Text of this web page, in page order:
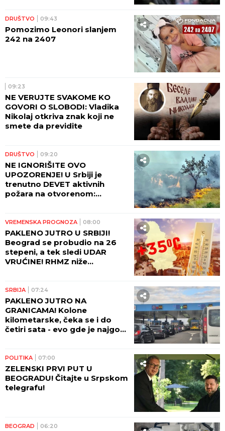
DRUŠTVO 09:43
Pomozimo Leonori slanjem
242 na 2407
09:23
NE VERUJTE SVAKOME KO
GOVORI O SLOBODI: Vladika
Nikolaj otkriva znak koji ne
smete da previdite
DRUŠTVO 09:20
NE IGNORIŠITE OVO
UPOZORENJE! U Srbiji je
trenutno DEVET aktivnih
požara na otvorenom:
VREMENSKA PROGNOZA 08:00
PAKLENO JUTRO U SRBIJI!
Beograd se probudio na 26
stepeni, a tek sledi UDAR
VRUĆINE! RHMZ niže
SRBIJA 07:24
PAKLENO JUTRO NA
GRANICAMA! Kolone
kilometarske, čeka se i do
četiri sata - evo gde je najgora
POLITIKA 07:00
ZELENSKI PRVI PUT U
BEOGRADU! Čitajte u Srpskom
telegrafu!
BEOGRAD 06:20